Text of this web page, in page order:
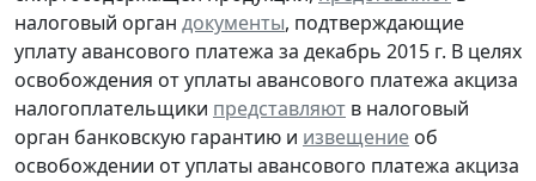
налоговый орган документы, подтверждающие
уплату авансового платежа за декабрь 2015 г. В целях
освобождения от уплаты авансового платежа акциза
налогоплательщики представляют в налоговый
орган банковскую гарантию и извещение об
освобождении от уплаты авансового платежа акциза